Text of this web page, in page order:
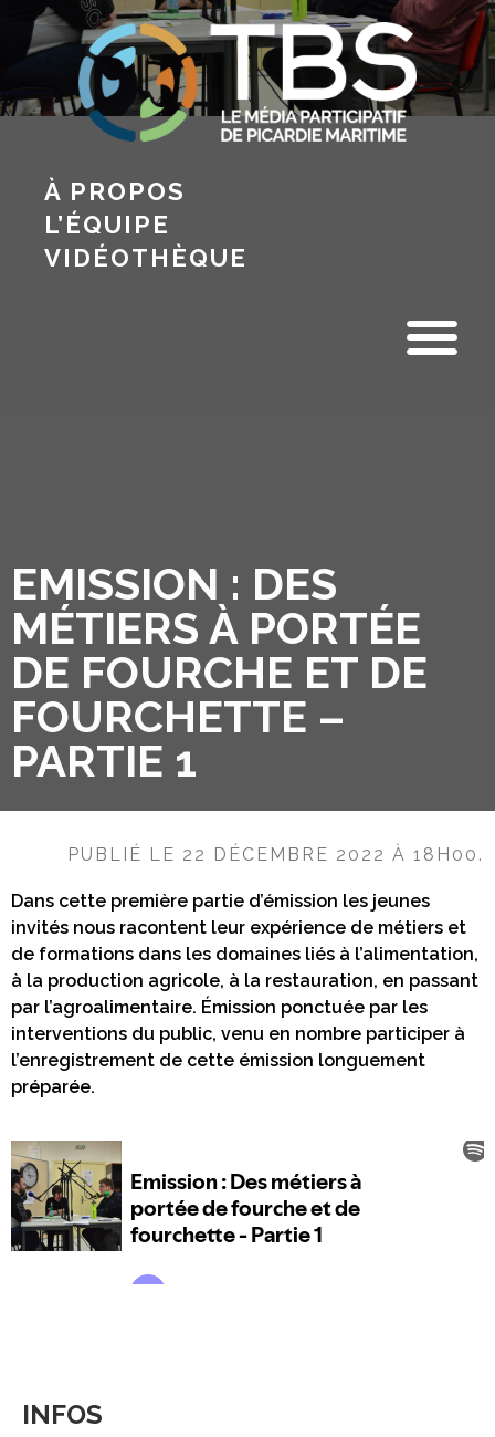
À PROPOS
L’ÉQUIPE
VIDÉOTHÈQUE
EMISSION : DES
MÉTIERS À PORTÉE
DE FOURCHE ET DE
FOURCHETTE –
PARTIE 1
PUBLIÉ LE 22 DÉCEMBRE 2022 À 18H00.
Dans cette première partie d’émission les jeunes
invités nous racontent leur expérience de métiers et
de formations dans les domaines liés à l’alimentation,
à la production agricole, à la restauration, en passant
par l’agroalimentaire. Émission ponctuée par les
interventions du public, venu en nombre participer à
l’enregistrement de cette émission longuement
préparée.
INFOS